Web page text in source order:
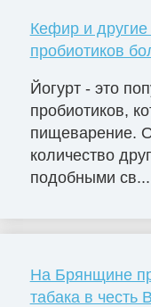
Кефир и
пробиотиков
Йогурт - это
пробиотиков,
пищеварение.
количество
подобными св...
На Брянщине
табака в честь